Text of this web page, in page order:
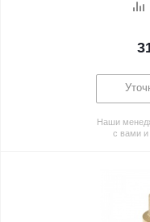
Наши
с вами и